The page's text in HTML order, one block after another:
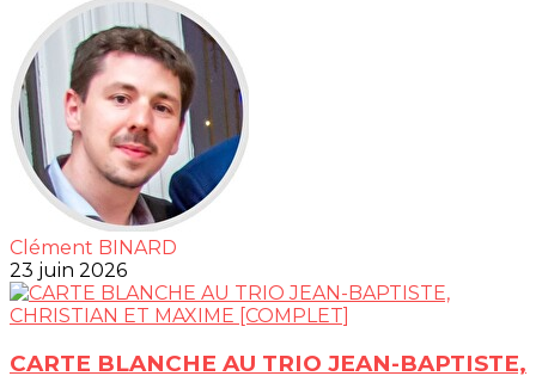
Clément BINARD
23 juin 2026
CARTE BLANCHE AU TRIO JEAN-BAPTISTE,